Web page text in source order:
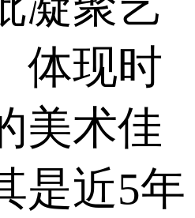
体现时
美术佳
是近5年